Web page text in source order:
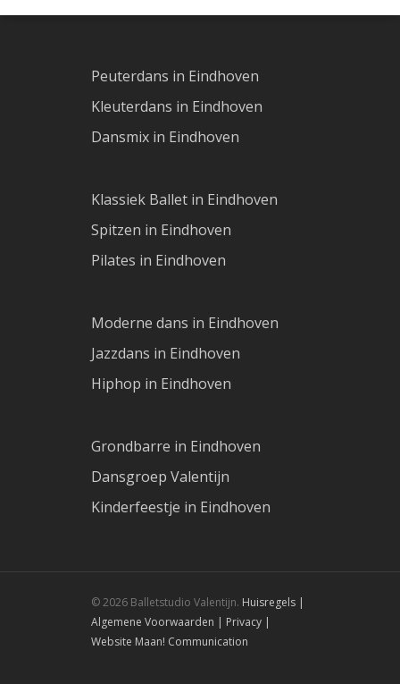
Peuterdans in Eindhoven
Kleuterdans in Eindhoven
Dansmix in Eindhoven
Klassiek Ballet in Eindhoven
Spitzen in Eindhoven
Pilates in Eindhoven
Moderne dans in Eindhoven
Jazzdans in Eindhoven
Hiphop in Eindhoven
Grondbarre in Eindhoven
Dansgroep Valentijn
Kinderfeestje in Eindhoven
© 2026 Balletstudio Valentijn. Huisregels |
Algemene Voorwaarden | Privacy |
Website Maan! Communication